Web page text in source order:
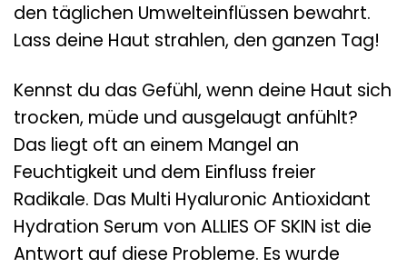
den täglichen Umwelteinflüssen bewahrt.
Lass deine Haut strahlen, den ganzen Tag!
Kennst du das Gefühl, wenn deine Haut sich
trocken, müde und ausgelaugt anfühlt?
Das liegt oft an einem Mangel an
Feuchtigkeit und dem Einfluss freier
Radikale. Das Multi Hyaluronic Antioxidant
Hydration Serum von ALLIES OF SKIN ist die
Antwort auf diese Probleme. Es wurde